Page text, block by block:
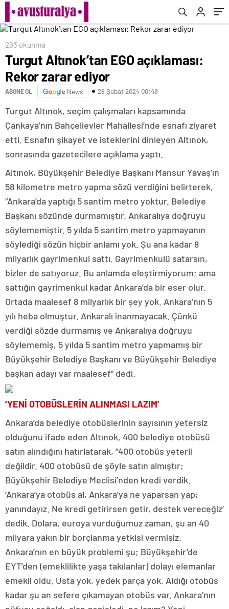
263 okunma
Turgut Altınok’tan EGO açıklaması:
Rekor zarar ediyor
ABONE OL News 29 Şubat 2024 00:48
Turgut Altınok, seçim çalışmaları kapsamında
Çankaya’nın Bahçelievler Mahallesi’nde esnafı ziyaret
etti. Esnafın şikayet ve isteklerini dinleyen Altınok,
sonrasında gazetecilere açıklama yaptı.
Altınok, Büyükşehir Belediye Başkanı Mansur Yavaş’ın
58 kilometre metro yapma sözü verdiğini belirterek,
“Ankara’da yaptığı 5 santim metro yoktur. Belediye
Başkanı sözünde durmamıştır. Ankaralıya doğruyu
söylememiştir. 5 yılda 5 santim metro yapmayanın
söylediği sözün hiçbir anlamı yok. Şu ana kadar 8
milyarlık gayrimenkul sattı. Gayrimenkulü satarsın,
bizler de satıyoruz. Bu anlamda eleştirmiyorum; ama
sattığın gayrimenkul kadar Ankara’da bir eser olur.
Ortada maalesef 8 milyarlık bir şey yok. Ankara’nın 5
yılı heba olmuştur. Ankaralı inanmayacak. Çünkü
verdiği sözde durmamış ve Ankaralıya doğruyu
söylememiş, 5 yılda 5 santim metro yapmamış bir
Büyükşehir Belediye Başkanı ve Büyükşehir Belediye
başkan adayı var maalesef” dedi.
‘YENİ OTOBÜSLERİN ALINMASI LAZIM’
Ankara’da belediye otobüslerinin sayısının yetersiz
olduğunu ifade eden Altınok, 400 belediye otobüsü
satın alındığını hatırlatarak, “400 otobüs yeterli
değildir. 400 otobüsü de şöyle satın almıştır;
Büyükşehir Belediye Meclisi’nden kredi verdik.
‘Ankara’ya otobüs al, Ankara’ya ne yaparsan yap;
yanındayız. Ne kredi getirirsen getir, destek vereceğiz’
dedik. Dolara, euroya vurduğumuz zaman, şu an 40
milyara yakın bir borçlanma yetkisi vermişiz.
Ankara’nın en büyük problemi şu; Büyükşehir’de
EYT’den (emeklilikte yaşa takılanlar) dolayı elemanlar
emekli oldu. Usta yok, yedek parça yok. Aldığı otobüs
kadar şu an sefere çıkamayan otobüs var. Ankara’nın